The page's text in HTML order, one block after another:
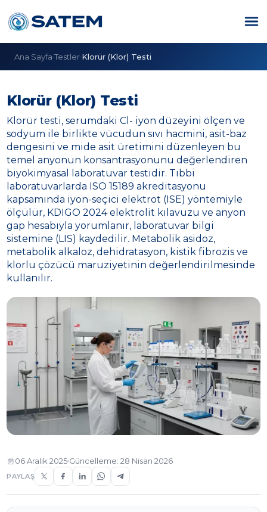
Ana Sayfa›Testler›Klorür (Klor) Testi
Klorür (Klor) Testi
Klorür testi, serumdaki Cl- iyon düzeyini ölçen ve
sodyum ile birlikte vücudun sıvı hacmini, asit-baz
dengesini ve mide asit üretimini düzenleyen bu
temel anyonun konsantrasyonunu değerlendiren
biyokimyasal laboratuvar testidir. Tıbbi
laboratuvarlarda ISO 15189 akreditasyonu
kapsamında iyon-seçici elektrot (ISE) yöntemiyle
ölçülür, KDIGO 2024 elektrolit kılavuzu ve anyon
gap hesabıyla yorumlanır, laboratuvar bilgi
sistemine (LIS) kaydedilir. Metabolik asidoz,
metabolik alkaloz, dehidratasyon, kistik fibrozis ve
klorlu çözücü maruziyetinin değerlendirilmesinde
kullanılır.
06 Aralık 2025 Güncelleme: 28 Nisan 2026
PAYLAŞ